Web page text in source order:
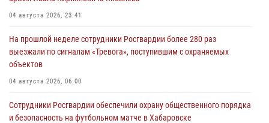
04 августа 2026, 23:41
На прошлой неделе сотрудники Росгвардии более 280 раз
выезжали по сигналам «Тревога», поступившим с охраняемых
объектов
04 августа 2026, 06:00
Сотрудники Росгвардии обеспечили охрану общественного порядка
и безопасность на футбольном матче в Хабаровске